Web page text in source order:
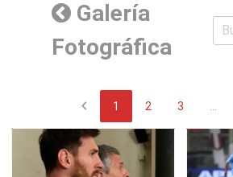
Galería
Fotográfica
chevron_left 1 2 3